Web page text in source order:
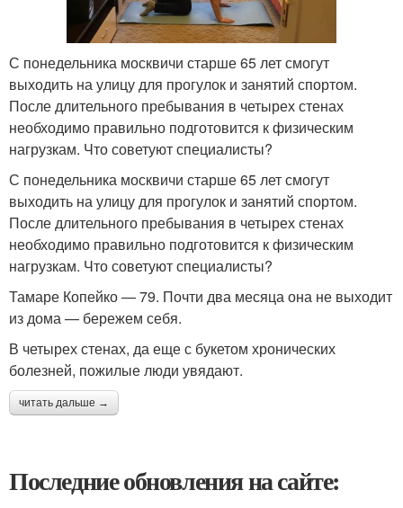
С понедельника москвичи старше 65 лет смогут
выходить на улицу для прогулок и занятий спортом.
После длительного пребывания в четырех стенах
необходимо правильно подготовится к физическим
нагрузкам. Что советуют специалисты?
С понедельника москвичи старше 65 лет смогут
выходить на улицу для прогулок и занятий спортом.
После длительного пребывания в четырех стенах
необходимо правильно подготовится к физическим
нагрузкам. Что советуют специалисты?
Тамаре Копейко — 79. Почти два месяца она не выходит
из дома — бережем себя.
В четырех стенах, да еще с букетом хронических
болезней, пожилые люди увядают.
читать дальше →
Последние обновления на сайте: